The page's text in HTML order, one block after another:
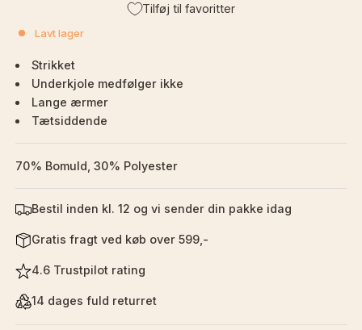
Tilføj til favoritter
Lavt lager
Strikket
Underkjole medfølger ikke
Lange ærmer
Tætsiddende
70% Bomuld, 30% Polyester
Bestil inden kl. 12 og vi sender din pakke idag
Gratis fragt ved køb over 599,-
4.6 Trustpilot rating
14 dages fuld returret